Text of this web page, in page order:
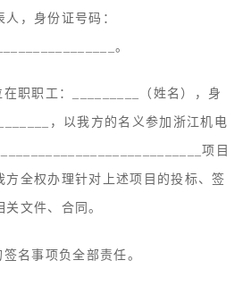
，身份证号码：
。
职职工： _________（姓名），身
，以我方的名义参加浙江机电
项目
方全权办理针对上述项目的投标、签
文件、合同。
名事项负全部责任。